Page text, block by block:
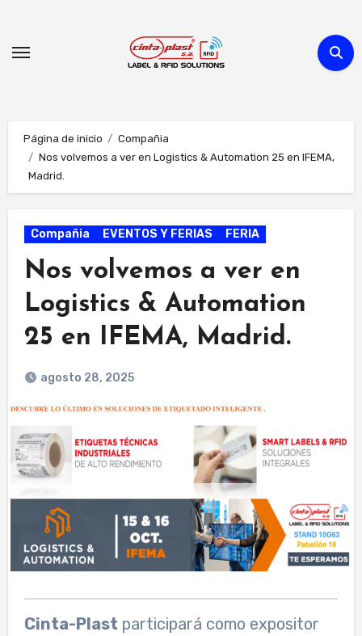
contenido
Página de inicio
Compañia
Nos volvemos a ver en Logistics & Automation 25 en IFEMA,
Madrid.
Compañia EVENTOS Y FERIAS FERIA
Nos volvemos a ver en
Logistics & Automation
25 en IFEMA, Madrid.
agosto 28, 2025
Cinta-Plast participará como expositor